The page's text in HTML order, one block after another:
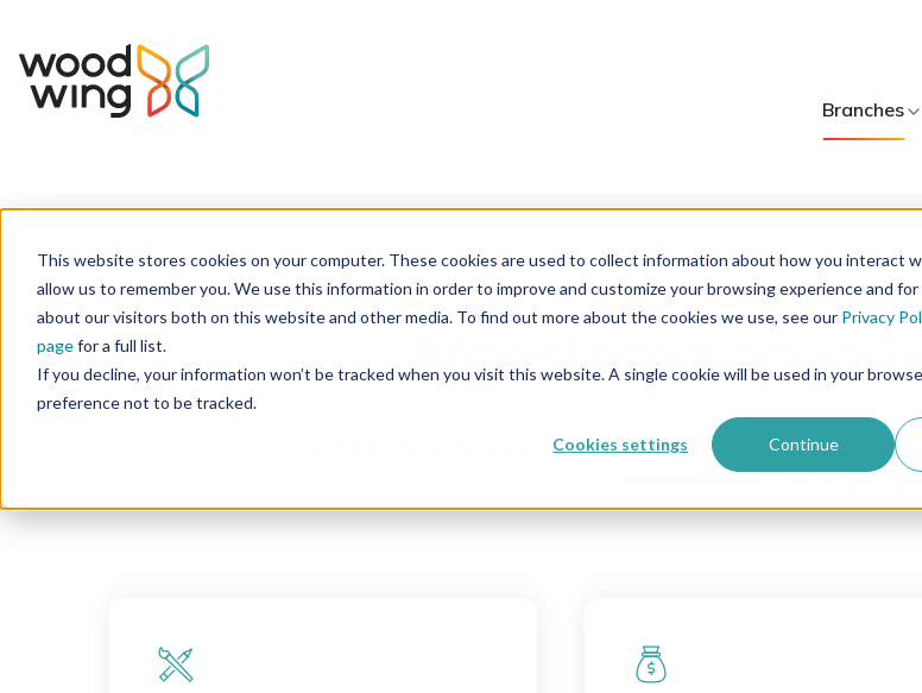
This website stores cookies on your computer. These cookies are used to collect information about how you interact
allow us to remember you. We use this information in order to improve and customize your browsing experience and
about our visitors both on this website and other media. To find out more about the cookies we use, see our Privacy
pagefor a full list.
If you decline, your information won’t be tracked when you visit this website. A single cookie will be used in your
preference not to be tracked.
Cookies settings Continue
Branches
Home
Afgestemd op
Ontdek hoe onze oplossingen aansluiten bij
behoeften van jouw